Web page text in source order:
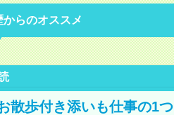
らのオススメ
散歩付き添いも仕事の1つ